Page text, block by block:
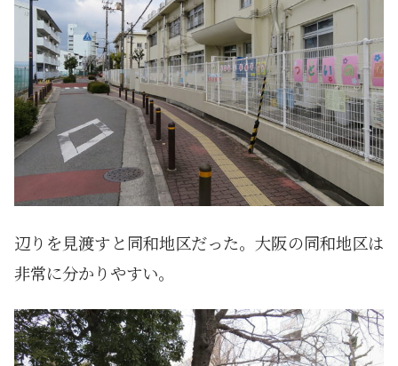
辺りを見渡すと同和地区だった。大阪の同和地区は
非常に分かりやすい。